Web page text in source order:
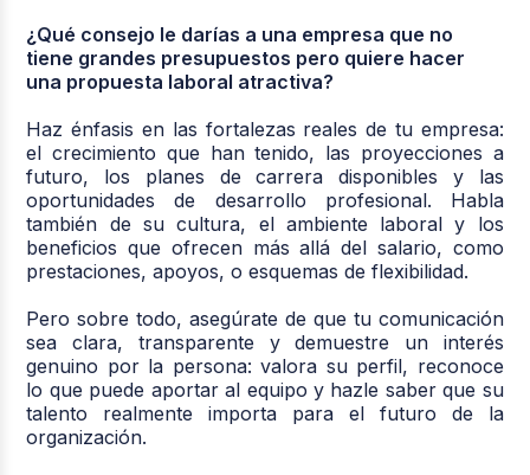
¿Qué consejo le darías a una empresa que no
tiene grandes presupuestos pero quiere hacer
una propuesta laboral atractiva?
Haz énfasis en las fortalezas reales de tu empresa:
el crecimiento que han tenido, las proyecciones a
futuro, los planes de carrera disponibles y las
oportunidades de desarrollo profesional. Habla
también de su cultura, el ambiente laboral y los
beneficios que ofrecen más allá del salario, como
prestaciones, apoyos, o esquemas de flexibilidad.
Pero sobre todo, asegúrate de que tu comunicación
sea clara, transparente y demuestre un interés
genuino por la persona: valora su perfil, reconoce
lo que puede aportar al equipo y hazle saber que su
talento realmente importa para el futuro de la
organización.